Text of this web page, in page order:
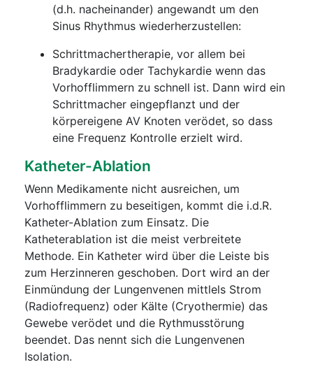
(d.h. nacheinander) angewandt um den
Sinus Rhythmus wiederherzustellen:
Schrittmachertherapie, vor allem bei
Bradykardie oder Tachykardie wenn das
Vorhofflimmern zu schnell ist. Dann wird ein
Schrittmacher eingepflanzt und der
körpereigene AV Knoten verödet, so dass
eine Frequenz Kontrolle erzielt wird.
Katheter-Ablation
Wenn Medikamente nicht ausreichen, um
Vorhofflimmern zu beseitigen, kommt die i.d.R.
Katheter-Ablation zum Einsatz. Die
Katheterablation ist die meist verbreitete
Methode. Ein Katheter wird über die Leiste bis
zum Herzinneren geschoben. Dort wird an der
Einmündung der Lungenvenen mittlels Strom
(Radiofrequenz) oder Kälte (Cryothermie) das
Gewebe verödet und die Rythmusstörung
beendet. Das nennt sich die Lungenvenen
Isolation.